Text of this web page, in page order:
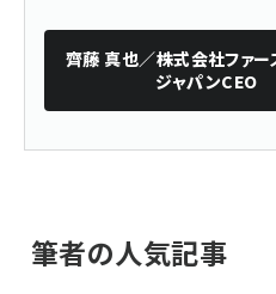
齊藤 真也／株式会社ファー
ジャパンCEO
筆者の人気記事